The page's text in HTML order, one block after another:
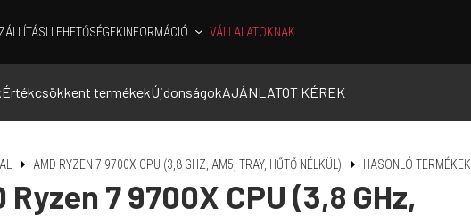
LEHETŐSÉGEKINFORMÁCIÓ VÁLLALATOKNAK
Értékcsökkent termékekÚjdonságokAJÁNLATOT KÉREK
AMD RYZEN 7 9700X CPU (3,8 GHZ, AM5, TRAY, HŰTŐ NÉLKÜL) HASONLÓ TERMÉKEK
Ryzen 7 9700X CPU (3,8 GHz,